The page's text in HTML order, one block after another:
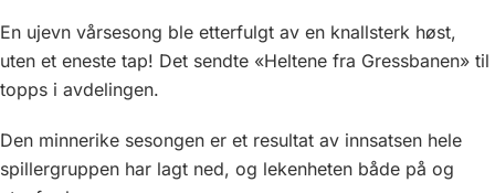
En ujevn vårsesong ble etterfulgt av en knallsterk høst,
uten et eneste tap! Det sendte «Heltene fra Gressbanen» til
topps i avdelingen.
Den minnerike sesongen er et resultat av innsatsen hele
spillergruppen har lagt ned, og lekenheten både på og